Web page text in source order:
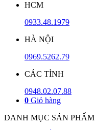
HCM
0933.48.1979
HÀ NỘI
0969.5262.79
CÁC TỈNH
0948.02.07.88
0 Giỏ hàng
DANH MỤC SẢN PHẨM